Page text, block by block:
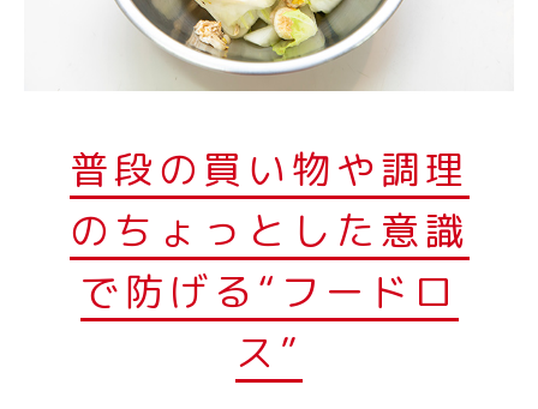
普段の買い物や調理
のちょっとした意識
で防げる“フードロ
ス”